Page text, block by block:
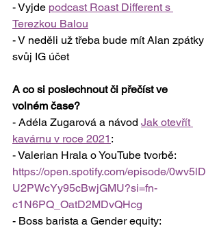
- Vyjde podcast Roast Different s
Terezkou Balou
- V neděli už třeba bude mít Alan zpátky
svůj IG účet
A co si poslechnout či přečíst ve
volném čase?
- Adéla Zugarová a návod Jak otevřít
kavárnu v roce 2021 :
- Valerian Hrala o YouTube tvorbě:
https://open.spotify.com/episode/0wv5lD
U2PWcYy95cBwjGMU?si=fn-
c1N6PQ_OatD2MDvQHcg
- Boss barista a Gender equity: